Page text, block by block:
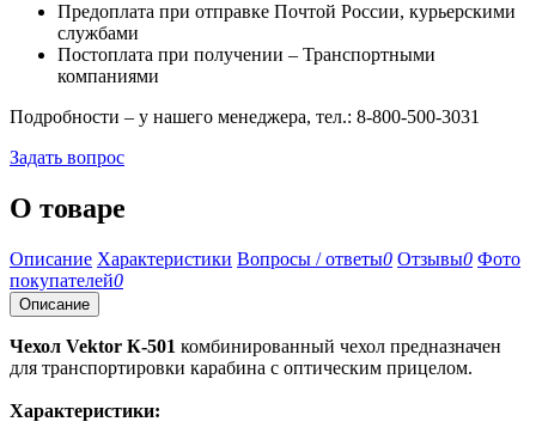
Предоплата при отправке Почтой России, курьерскими
службами
Постоплата при получении – Транспортными
компаниями
Подробности – у нашего менеджера, тел.: 8-800-500-3031
Задать вопрос
О товаре
Описание Характеристики Вопросы / ответы0 Отзывы0 Фото
покупателей0
Описание
Чехол Vektor К-501 комбинированный чехол предназначен
для транспортировки карабина с оптическим прицелом.
Характеристики: